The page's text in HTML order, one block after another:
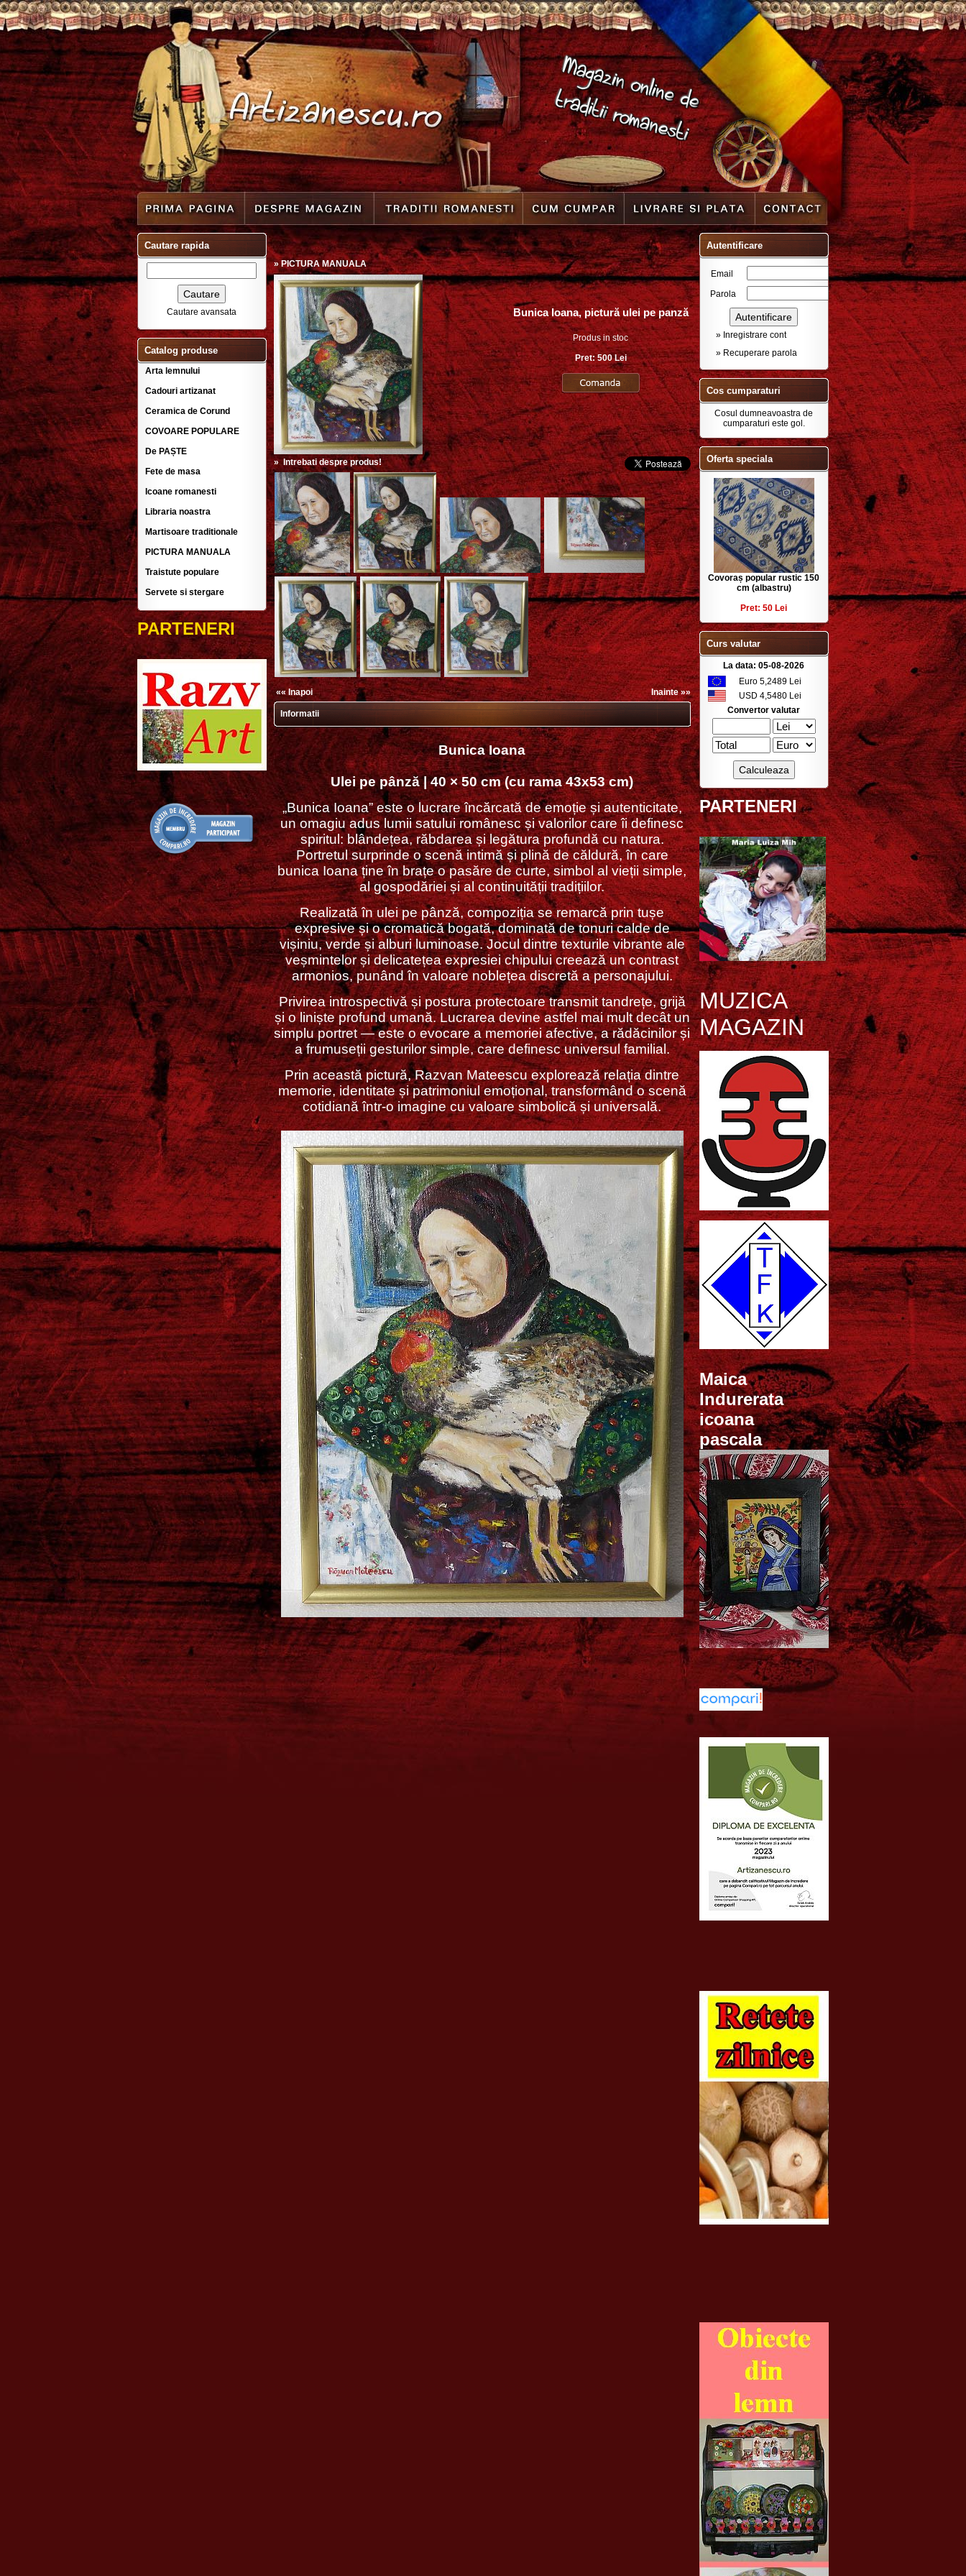
Cautare rapida
Cautare avansata
Catalog produse
Arta lemnului
Cadouri artizanat
Ceramica de Corund
COVOARE POPULARE
De PAȘTE
Fete de masa
Icoane romanesti
Libraria noastra
Martisoare traditionale
PICTURA MANUALA
Traistute populare
Servete si stergare
PARTENERI
» PICTURA MANUALA
Bunica Ioana, pictură ulei pe panză
Produs in stoc
Pret: 500 Lei
» Intrebati despre produs!
«« Inapoi Inainte »»
Informatii
Bunica Ioana
Ulei pe pânză | 40 × 50 cm (cu rama 43x53 cm)
„Bunica Ioana” este o lucrare încărcată de emoție și autenticitate,
un omagiu adus lumii satului românesc și valorilor care îi definesc
spiritul: blândețea, răbdarea și legătura profundă cu natura.
Portretul surprinde o scenă intimă și plină de căldură, în care
bunica Ioana ține în brațe o pasăre de curte, simbol al vieții simple,
al gospodăriei și al continuității tradițiilor.
Realizată în ulei pe pânză, compoziția se remarcă prin tușe
expresive și o cromatică bogată, dominată de tonuri calde de
vișiniu, verde și alburi luminoase. Jocul dintre texturile vibrante ale
veșmintelor și delicatețea expresiei chipului creează un contrast
armonios, punând în valoare noblețea discretă a personajului.
Privirea introspectivă și postura protectoare transmit tandrețe, grijă
și o liniște profund umană. Lucrarea devine astfel mai mult decât un
simplu portret — este o evocare a memoriei afective, a rădăcinilor și
a frumuseții gesturilor simple, care definesc universul familial.
Prin această pictură, Razvan Mateescu explorează relația dintre
memorie, identitate și patrimoniul emoțional, transformând o scenă
cotidiană într-o imagine cu valoare simbolică și universală.
Autentificare
Email
Parola
» Inregistrare cont
» Recuperare parola
Cos cumparaturi
Cosul dumneavoastra de
cumparaturi este gol.
Oferta speciala
Covoraș popular rustic 150
cm (albastru)
Pret: 50 Lei
Curs valutar
La data: 05-08-2026
Euro 5,2489 Lei
USD 4,5480 Lei
Convertor valutar
PARTENERI
MUZICA
MAGAZIN
Maica
Indurerata
icoana
pascala